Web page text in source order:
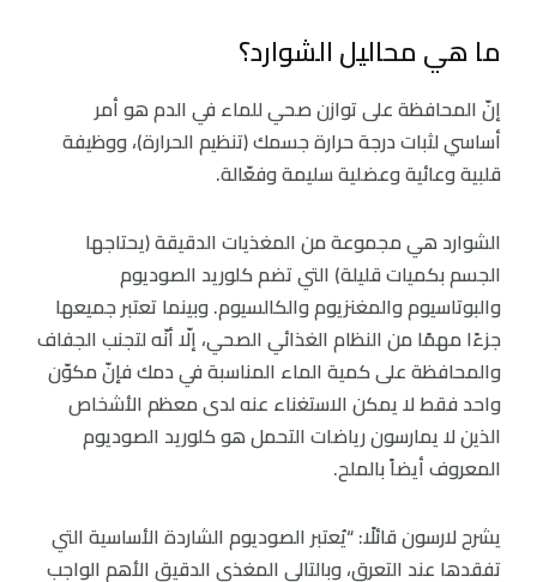
ما هي محاليل الشوارد؟
إنّ المحافظة على توازن صحي للماء في الدم هو أمر
أساسي لثبات درجة حرارة جسمك (تنظيم الحرارة)، ووظيفة
قلبية وعائية وعضلية سليمة وفعّالة.
الشوارد هي مجموعة من المغذيات الدقيقة (يحتاجها
الجسم بكميات قليلة) التي تضم كلوريد الصوديوم
والبوتاسيوم والمغنزيوم والكالسيوم. وبينما تعتبر جميعها
جزءًا مهمًا من النظام الغذائي الصحي، إلّا أنّه لتجنب الجفاف
والمحافظة على كمية الماء المناسبة في دمك فإنّ مكوّن
واحد فقط لا يمكن الاستغناء عنه لدى معظم الأشخاص
الذين لا يمارسون رياضات التحمل هو كلوريد الصوديوم
المعروف أيضاً بالملح.
يشرح لارسون قائلًا: “يُعتبر الصوديوم الشاردة الأساسية التي
تفقدها عند التعرق، وبالتالي المغذي الدقيق الأهم الواجب